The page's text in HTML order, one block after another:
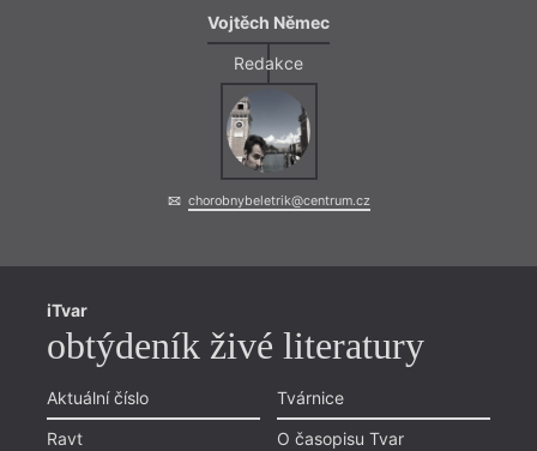
Vojtěch Němec
Redakce
chorobnybeletrik@centrum.cz
iTvar
obtýdeník živé literatury
Aktuální číslo
Ravt
Tvárnice
O časopisu Tvar